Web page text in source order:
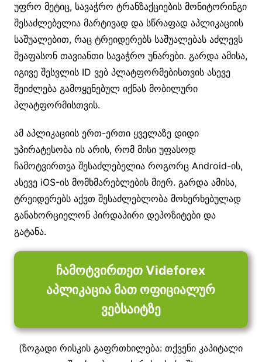
უფრო მეტიც, სავაჭრო ტრანზაქციების მონიტორინგი
შესაძლებელია მარტივად და სწრაფად აპლიკაციის
საშუალებით, რაც ტრეიდერებს საშუალებას აძლევს
შეაფასონ თავიანთი სავაჭრო უნარები. გარდა ამისა,
იგივე შესვლის ID ვებ პლატფორმებისთვის ასევე
შეიძლება გამოყენებულ იქნას მობილური
პლატფორმისთვის.
ამ აპლიკაციის ერთ-ერთი ყველაზე დიდი
უპირატესობა ის არის, რომ მისი უფასოდ
ჩამოტვირთვა შესაძლებელია როგორც Android-ის,
ასევე iOS-ის მომხმარებლების მიერ. გარდა ამისა,
ტრეიდერებს აქვთ შესაძლებლობა მოხერხებულად
განახორციელონ პირდაპირი დეპოზიტები და
გატანა.
ჩამოტვირთეთ Videforex
აპლიკაცია მათ ოფიციალურ
ვებსაიტზე
(ზოგადი რისკის გაფრთხილება: თქვენი კაპიტალი